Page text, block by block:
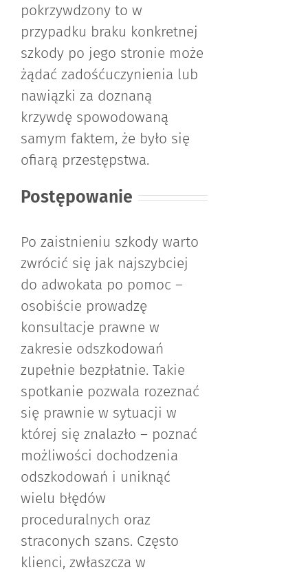
pokrzywdzony to w
przypadku braku konkretnej
szkody po jego stronie może
żądać zadośćuczynienia lub
nawiązki za doznaną
krzywdę spowodowaną
samym faktem, że było się
ofiarą przestępstwa.
Postępowanie
Po zaistnieniu szkody warto
zwrócić się jak najszybciej
do adwokata po pomoc –
osobiście prowadzę
konsultacje prawne w
zakresie odszkodowań
zupełnie bezpłatnie. Takie
spotkanie pozwala rozeznać
się prawnie w sytuacji w
której się znalazło – poznać
możliwości dochodzenia
odszkodowań i uniknąć
wielu błędów
proceduralnych oraz
straconych szans. Często
klienci, zwłaszcza w